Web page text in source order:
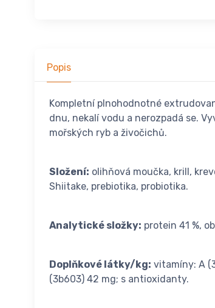
Popis
Kompletní plnohodnotné
dnu, nekalí vodu a nerozpadá se.
mořských ryb a živočichů.
Složení: olihňová moučka, krill,
Shiitake, prebiotika, probiotika.
Analytické složky: protein 41 %,
Doplňkové látky/kg: vitamíny: A
(3b603) 42 mg; s antioxidanty.